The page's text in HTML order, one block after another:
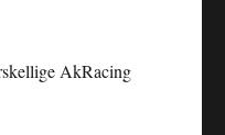
AkRacing